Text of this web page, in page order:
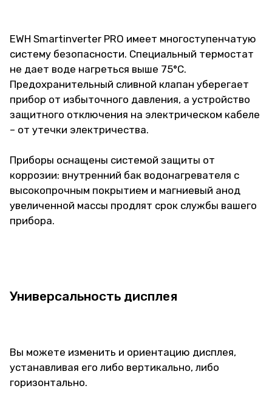
EWH Smartinverter PRO имеет многоступенчатую
систему безопасности. Специальный термостат
не дает воде нагреться выше 75°C.
Предохранительный сливной клапан уберегает
прибор от избыточного давления, а устройство
защитного отключения на электрическом кабеле
– от утечки электричества.
Приборы оснащены системой защиты от
коррозии: внутренний бак водонагревателя с
высокопрочным покрытием и магниевый анод
увеличенной массы продлят срок службы вашего
прибора.
Универсальность дисплея
Вы можете изменить и ориентацию дисплея,
устанавливая его либо вертикально, либо
горизонтально.